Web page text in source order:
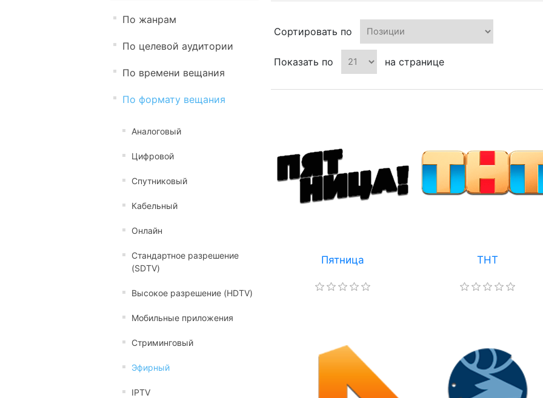
По жанрам
По целевой аудитории
По времени вещания
По формату вещания
Аналоговый
Цифровой
Спутниковый
Кабельный
Онлайн
Стандартное разрешение
(SDTV)
Высокое разрешение (HDTV)
Мобильные приложения
Стриминговый
Эфирный
IPTV
Сортировать по
Показать по на странице
Пятница ТНТ